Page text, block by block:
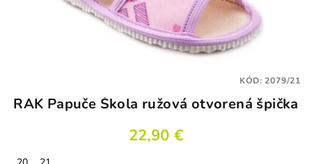
RAK Papuče Škola ružová otvorená špička
22,90 €
KÓD:2079/21